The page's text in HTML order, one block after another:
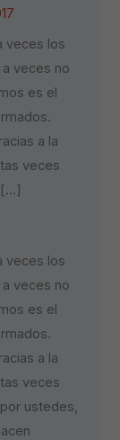
veces los
veces no
es el
a la
veces
[…]
veces los
veces no
es el
a la
veces
ustedes,